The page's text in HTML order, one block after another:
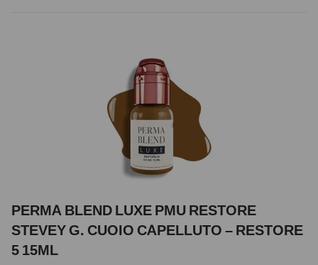
PERMA BLEND LUXE PMU RESTORE
STEVEY G. CUOIO CAPELLUTO – RESTORE
5 15ML